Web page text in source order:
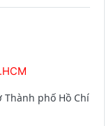
phố Hồ Chí